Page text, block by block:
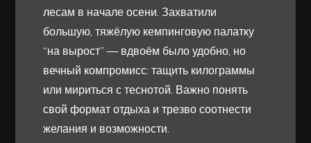
лесам в начале осени. Захватили
большую, тяжёлую кемпинговую палатку
“на вырост” — вдвоём было удобно, но
вечный компромисс: тащить килограммы
или мириться с теснотой. Важно понять
свой формат отдыха и трезво соотнести
желания и возможности.